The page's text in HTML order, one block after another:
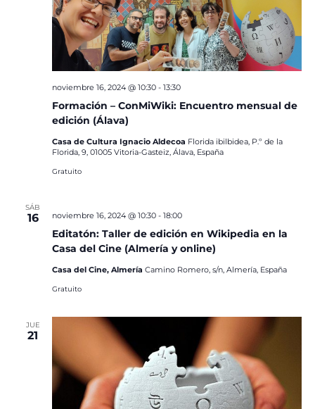
Formación – ConMiWiki: Encuentro mensual de
edición (Álava)
noviembre 16, 2024 @ 10:30- 13:30
Casa de Cultura Ignacio Aldecoa Florida ibilbidea, P.º de la
Florida, 9, 01005 Vitoria-Gasteiz, Álava, España
Gratuito
SÁB
16
Editatón: Taller de edición en Wikipedia en la
Casa del Cine (Almería y online)
noviembre 16, 2024 @ 10:30- 18:00
Casa del Cine, Almería Camino Romero, s/n, Almería, España
Gratuito
JUE
21